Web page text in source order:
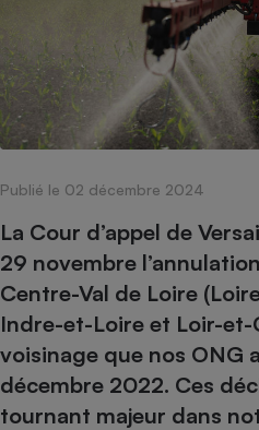
Publié le 02 décembre 2024
La Cour d’appel de
29 novembre
Centre-Val de Loire
Indre-et-Loire et Loir-et-
voisinage que nos ONG
décembre 2022. Ces
tournant majeur dans
Choisir son fioul
Choisir son pellet
Comparateur assurance
Energie Moins Chère
Tous les comparateurs
Toutes les cartes
Speedtest
connexion